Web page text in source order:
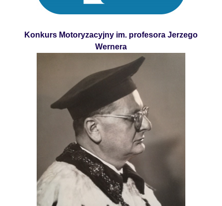
Konkurs Motoryzacyjny im. profesora Jerzego
Wernera